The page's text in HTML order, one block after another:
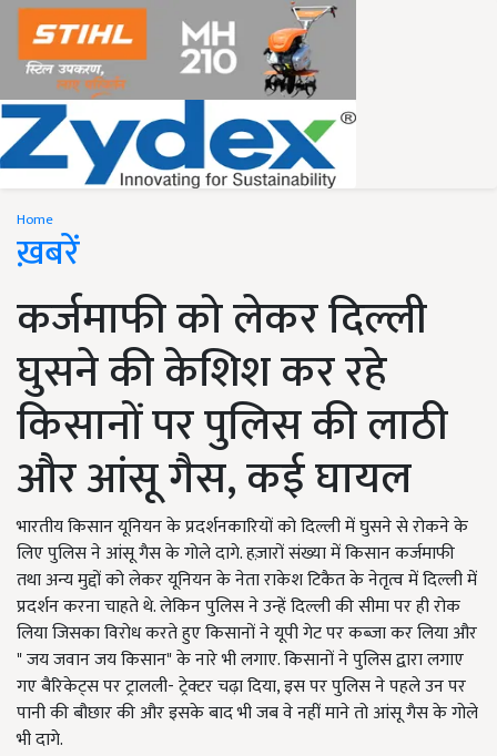
Home
ख़बरें
कर्जमाफी को लेकर दिल्ली
घुसने की केशिश कर रहे
किसानों पर पुलिस की लाठी
और आंसू गैस, कई घायल
भारतीय किसान यूनियन के प्रदर्शनकारियों को दिल्ली में घुसने से रोकने के
लिए पुलिस ने आंसू गैस के गोले दागे. हज़ारों संख्या में किसान कर्जमाफी
तथा अन्य मुद्दों को लेकर यूनियन के नेता राकेश टिकैत के नेतृत्व में दिल्ली में
प्रदर्शन करना चाहते थे. लेकिन पुलिस ने उन्हें दिल्ली की सीमा पर ही रोक
लिया जिसका विरोध करते हुए किसानों ने यूपी गेट पर कब्जा कर लिया और
" जय जवान जय किसान" के नारे भी लगाए. किसानों ने पुलिस द्वारा लगाए
गए बैरिकेट्स पर ट्रालली- ट्रेक्टर चढ़ा दिया, इस पर पुलिस ने पहले उन पर
पानी की बौछार की और इसके बाद भी जब वे नहीं माने तो आंसू गैस के गोले
भी दागे.